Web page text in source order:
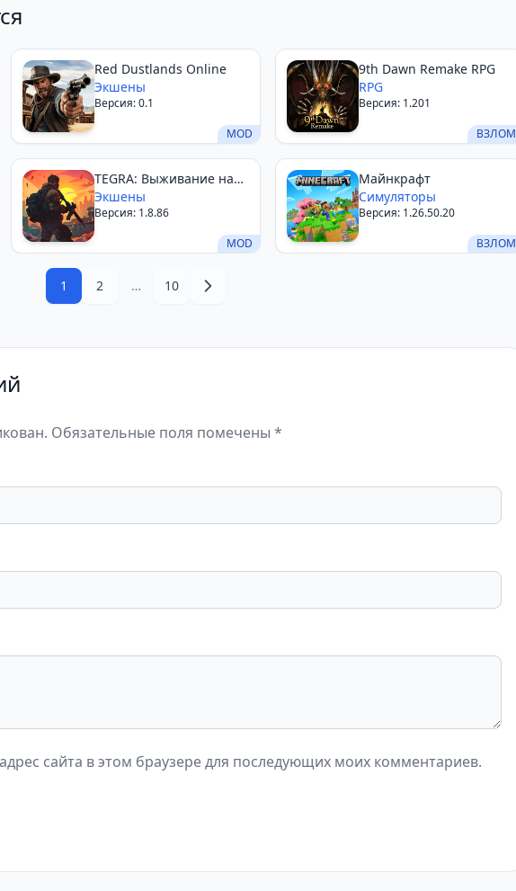
MOD
Red Dustlands Online
Экшены
Версия: 0.1
ВЗЛОМ
9th Dawn Remake RPG
RPG
Версия: 1.201
MOD
TEGRA: Выживание на
острове
Экшены
Версия: 1.8.86
ВЗЛОМ
Майнкрафт
Симуляторы
Версия: 1.26.50.20
1 2 … 10
Обязательные поля помечены *
сайта в этом браузере для последующих моих комментариев.